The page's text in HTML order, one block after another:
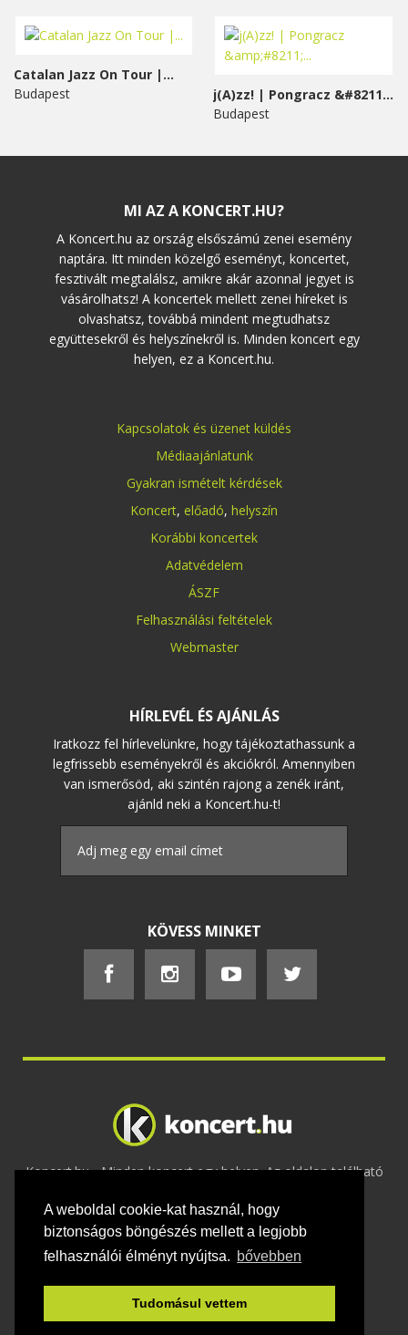
A weboldal cookie-kat használ, hogy
biztonságos böngészés mellett a legjobb
felhasználói élményt nyújtsa. bővebben
Tudomásul vettem
Catalan Jazz On Tour |...
Budapest
j(A)zz! | Pongracz &#8211;...
Budapest
MI AZ A KONCERT.HU?
A Koncert.hu az ország elsőszámú zenei esemény
naptára. Itt minden közelgő eseményt, koncertet,
fesztivált megtalálsz, amikre akár azonnal jegyet is
vásárolhatsz! A koncertek mellett zenei híreket is
olvashatsz, továbbá mindent megtudhatsz
együttesekről és helyszínekről is. Minden koncert egy
helyen, ez a Koncert.hu.
Kapcsolatok és üzenet küldés
Médiaajánlatunk
Gyakran ismételt kérdések
Koncert, előadó, helyszín
Korábbi koncertek
Adatvédelem
ÁSZF
Felhasználási feltételek
Webmaster
HÍRLEVÉL ÉS AJÁNLÁS
Iratkozz fel hírlevelünkre, hogy tájékoztathassunk a
legfrissebb eseményekről és akciókról. Amennyiben
van ismerősöd, aki szintén rajong a zenék iránt,
ajánld neki a Koncert.hu-t!
KÖVESS MINKET
Koncert.hu - Minden koncert egy helyen. Az oldalon található
2020 Adatvédelem-ÁSZF-Felhasználási
feltételek-Webmaster- Kapcsolat és üzenet küldés